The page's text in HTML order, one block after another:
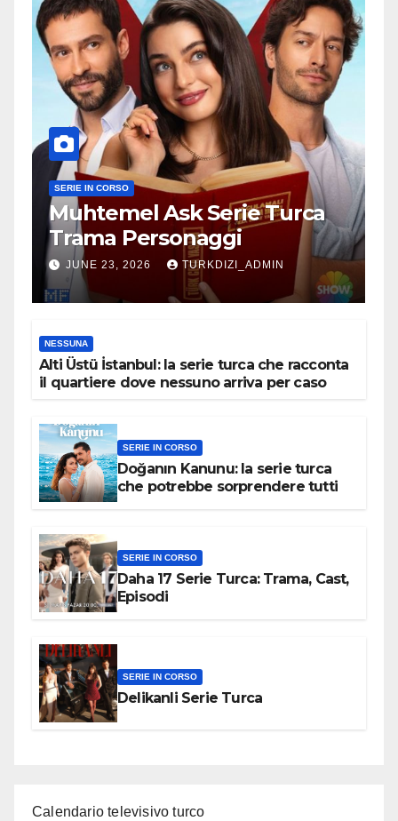
SERIE IN CORSO
Muhtemel Ask Serie Turca
Trama Personaggi
JUNE 23, 2026 TURKDIZI_ADMIN
NESSUNA
Alti Üstü İstanbul: la serie turca che racconta
il quartiere dove nessuno arriva per caso
SERIE IN CORSO
Doğanın Kanunu: la serie turca
che potrebbe sorprendere tutti
SERIE IN CORSO
Daha 17 Serie Turca: Trama, Cast,
Episodi
SERIE IN CORSO
Delikanli Serie Turca
Calendario televisivo turco